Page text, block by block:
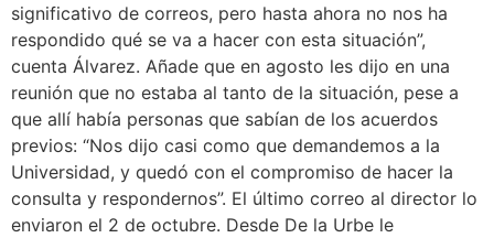
significativo de correos, pero hasta ahora no nos ha
respondido qué se va a hacer con esta situación”,
cuenta Álvarez. Añade que en agosto les dijo en una
reunión que no estaba al tanto de la situación, pese a
que allí había personas que sabían de los acuerdos
previos: “Nos dijo casi como que demandemos a la
Universidad, y quedó con el compromiso de hacer la
consulta y respondernos”. El último correo al director lo
enviaron el 2 de octubre. Desde De la Urbe le